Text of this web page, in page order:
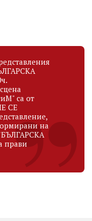
са от
СЕ
на
прави